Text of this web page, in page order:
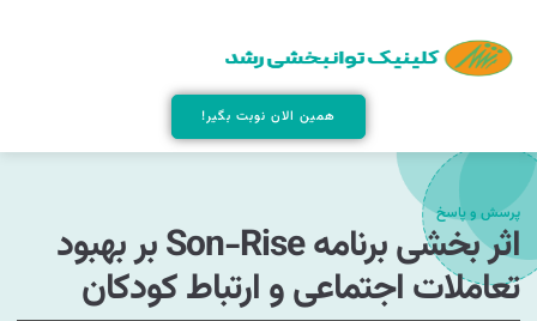
همین الان نوبت بگیر!
پرسش و پاسخ
اثر بخشی برنامه Son-Rise بر بهبود
تعاملات اجتماعی و ارتباط کودکان